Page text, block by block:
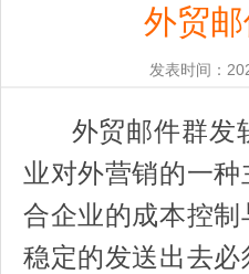
外贸
发表时间：
外贸邮件群发
业对外营销的一
合企业的成本控
稳定的发送出去